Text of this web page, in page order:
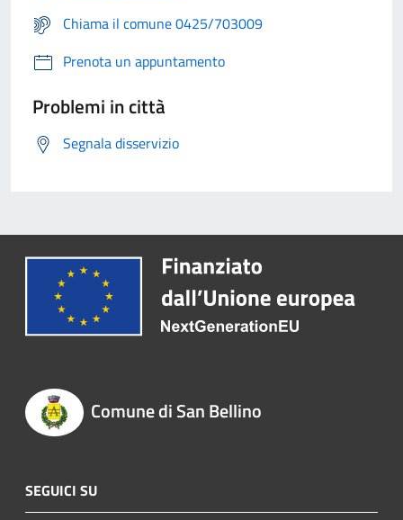
Chiama il comune 0425/703009
Prenota un appuntamento
Problemi in città
Segnala disservizio
Comune di San Bellino
SEGUICI SU